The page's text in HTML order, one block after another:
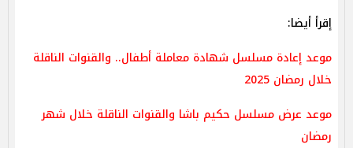
إقرأ أيضا:
موعد إعادة مسلسل شهادة معاملة أطفال.. والقنوات الناقلة
خلال رمضان 2025
موعد عرض مسلسل حكيم باشا والقنوات الناقلة خلال شهر
رمضان